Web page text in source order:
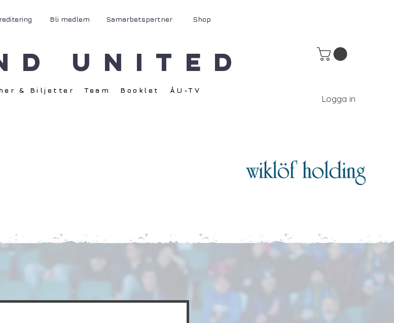
Bli medlem Samarbetspartner Shop
United
& Biljetter Team Booklet ÅU-TV
Logga in